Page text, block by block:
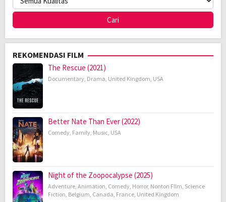
REKOMENDASI FILM
The Rescue (2021)
Documentary Drama United Kingdom USA
Better Nate Than Ever (2022)
Comedy Family Music USA
Night of the Zoopocalypse (2025)
Adventure Animation Comedy Horror, Nonton FIlm Science
Fiction Belgium Canada France United Kingdom